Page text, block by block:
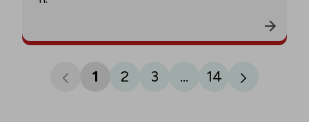
1 2 3 ... 14